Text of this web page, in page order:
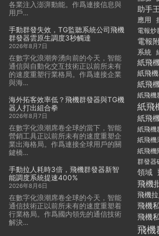
各業注入澎湃動能。作爲連接信息與
用戶...
手動群發失效，TG監聽系統公司飛機
群發器雲原生調度3秒觸達
2026年8月7日
在數字化浪潮奔湧向前的今天，智能
通信與自動化交互技術正以前所未有
的速度重塑行業格局。作爲連接企業
與海...
海外拓客效率低？飛機群發器與TG機
器人打出組合拳
2026年8月7日
在數字化浪潮席卷全球的當下，智能
營銷工具正以前所未有的速度重塑企
業出海格局。作爲連接全球用戶的關
鍵橋...
手動拉人耗時3倍，飛機群發器新智
能調度系統提速400%
2026年8月6日
在數字化浪潮席卷全球的今天，智能
通信技術正以前所未有的速度重塑着
行業格局。作爲國内領先的通信技術
解決...
助手
應用
電報炒
電報
系統
紙飛
紙飛
紙飛
紙飛機
紙飛
紙飛
紙飛機
紙飛機
紙飛機
群發器
領域
飛機
飛機
飛機
飛機
飛機